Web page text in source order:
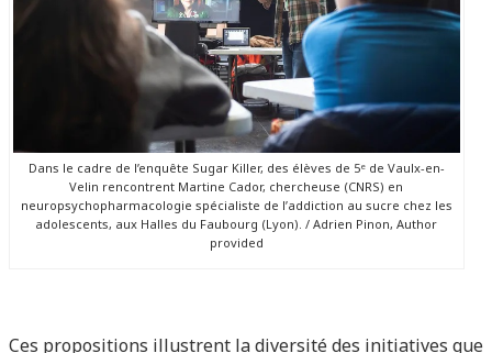
Dans le cadre de l’enquête Sugar Killer, des élèves de 5ᵉ de Vaulx-en-
Velin rencontrent Martine Cador, chercheuse (CNRS) en
neuropsychopharmacologie spécialiste de l’addiction au sucre chez les
adolescents, aux Halles du Faubourg (Lyon). / Adrien Pinon, Author
provided
Ces propositions illustrent la diversité des initiatives que